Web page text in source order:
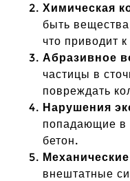
Химическая
быть
что приводит
Абразивное
частицы в
повреждать
Нарушения
попадающие в
бетон.
внештатные